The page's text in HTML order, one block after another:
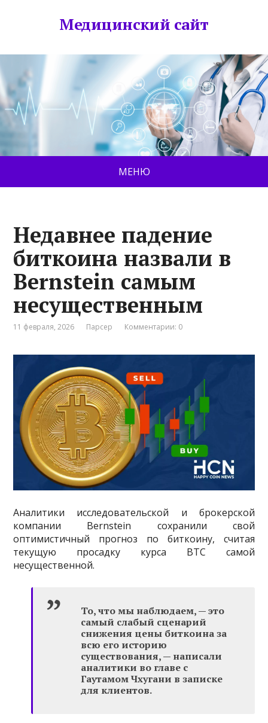
Медицинский сайт
МЕНЮ
Недавнее падение
биткоина назвали в
Bernstein самым
несущественным
11 февраля, 2026 Парсер Комментарии: 0
Аналитики исследовательской и брокерской
компании Bernstein сохранили свой
оптимистичный прогноз по биткоину, считая
текущую просадку курса BTC самой
несущественной.
То, что мы наблюдаем, — это
самый слабый сценарий
снижения цены биткоина за
всю его историю
существования, — написали
аналитики во главе с
Гаутамом Чхугани в записке
для клиентов.